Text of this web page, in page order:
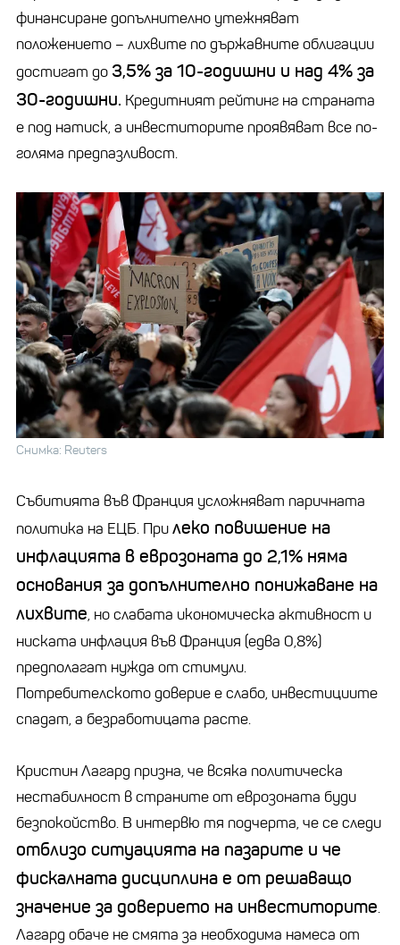
финансиране допълнително утежняват
положението – лихвите по държавните облигации
достигат до 3,5% за 10-годишни и над 4% за
30-годишни. Кредитният рейтинг на страната
е под натиск, а инвеститорите проявяват все по-
голяма предпазливост.
Снимка: Reuters
Събитията във Франция усложняват паричната
политика на ЕЦБ. Прилеко повишение на
инфлацията в еврозоната до 2,1% няма
основания за допълнително понижаване на
лихвите, но слабата икономическа активност и
ниската инфлация във Франция (едва 0,8%)
предполагат нужда от стимули.
Потребителското доверие е слабо, инвестициите
спадат, а безработицата расте.
Кристин Лагард призна, че всяка политическа
нестабилност в страните от еврозоната буди
безпокойство. В интервю тя подчерта, че се следи
отблизо ситуацията на пазарите и че
фискалната дисциплина е от решаващо
значение за доверието на инвеститорите.
Лагард обаче не смята за необходима намеса от